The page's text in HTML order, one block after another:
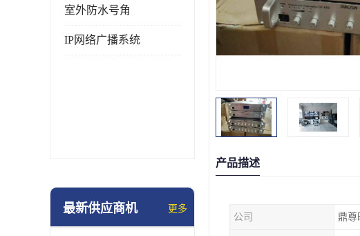
室外防水号角
IP网络广播系统
最新供应商机 更多
产品描述
公司 鼎尊